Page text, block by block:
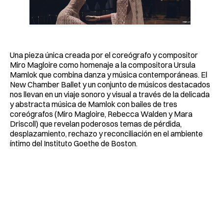
Una pieza única creada por el coreógrafo y compositor
Miro Magloire como homenaje a la compositora Ursula
Mamlok que combina danza y música contemporáneas. El
New Chamber Ballet y un conjunto de músicos destacados
nos llevan en un viaje sonoro y visual a través de la delicada
y abstracta música de Mamlok con bailes de tres
coreógrafos (Miro Magloire, Rebecca Walden y Mara
Driscoll) que revelan poderosos temas de pérdida,
desplazamiento, rechazo y reconciliación en el ambiente
íntimo del Instituto Goethe de Boston.